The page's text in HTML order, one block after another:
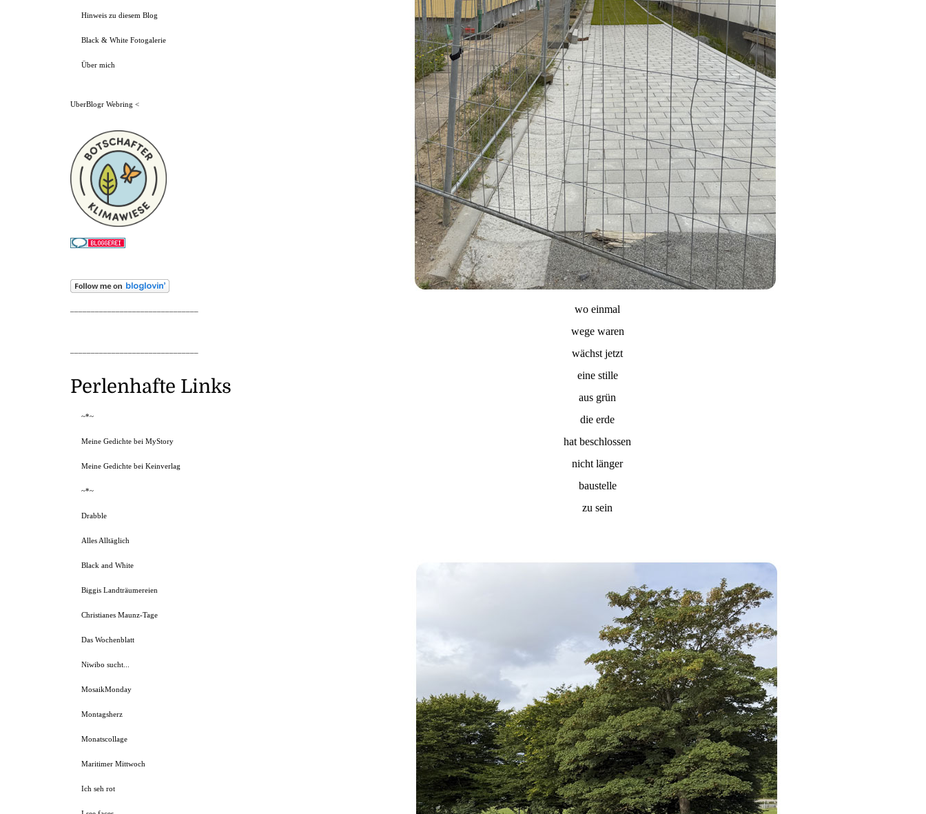
wo einmal
wege waren
wächst jetzt
eine stille
aus grün
die erde
hat beschlossen
nicht länger
baustelle
zu sein
Hinweis zu diesem Blog
Black & White Fotogalerie
Über mich
UberBlogr Webring <
Perlenhafte Links
~*~
Meine Gedichte bei MyStory
Meine Gedichte bei Keinverlag
~*~
Drabble
Alles Alltäglich
Black and White
Biggis Landträumereien
Christianes Maunz-Tage
Das Wochenblatt
Niwibo sucht...
MosaikMonday
Montagsherz
Monatscollage
Maritimer Mittwoch
Ich seh rot